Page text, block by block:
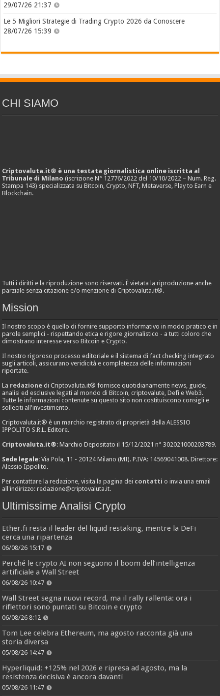
29/07/26 21:37
Le 5 Migliori Strategie di Trading Crypto 2026 da Conoscere
28/07/26 15:39
CHI SIAMO
Criptovaluta.it® è una testata giornalistica online iscritta al
Tribunale di Milano (iscrizione N° 12776/2022 del 10/10/2022 – Num. Reg.
Stampa 143) specializzata su Bitcoin, Crypto, NFT, Metaverse, Play to Earn e
Blockchain.
Tutti i diritti e la riproduzione sono riservati. È vietata la riproduzione anche
parziale senza citazione e/o menzione di Criptovaluta.it®.
Mission
Il nostro scopo è quello di fornire supporto informativo in modo pratico e in
parole semplici - rispettando etica e rigore giornalistico - a tutti coloro che
dimostrano interesse verso Bitcoin e Crypto.
Il nostro rigoroso processo editoriale e il sistema di fact checking integrato
sugli articoli, assicurano veridicità e completezza delle informazioni
riportate.
La redazione di Criptovaluta.it® fornisce quotidianamente news, guide,
analisi ed esclusive legati al mondo di Bitcoin, criptovalute, Defi e Web3.
Tutte le informazioni contenute su questo sito non costituiscono consigli e
solleciti all'investimento.
Criptovaluta.it® è un marchio registrato di proprietà della ALESSIO
IPPOLITO S.R.L. Editore.
Criptovaluta.it®: Marchio Depositato il 15/12/2021 n° 302021000203789.
Sede legale: Via Pola, 11 - 20124 Milano (MI). P.IVA: 14569041008. Direttore:
Alessio Ippolito.
Per contattare la redazione, visita la pagina dei contatti o invia una email
all'indirizzo:redazione@criptovaluta.it.
Ultimissime Analisi Crypto
Ether.fi resta il leader del liquid restaking, mentre la DeFi
cerca una ripartenza
06/08/26 15:17
Perché le crypto AI non seguono il boom dell’intelligenza
artificiale a Wall Street
06/08/26 10:47
Wall Street segna nuovi record, ma il rally rallenta: ora i
riflettori sono puntati su Bitcoin e crypto
06/08/26 8:12
Tom Lee celebra Ethereum, ma agosto racconta già una
storia diversa
05/08/26 14:47
Hyperliquid: +125% nel 2026 e ripresa ad agosto, ma la
resistenza decisiva è ancora davanti
05/08/26 11:47